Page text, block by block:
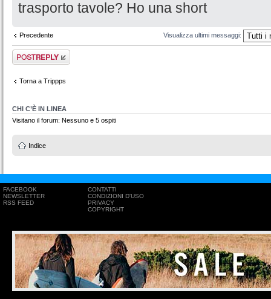
trasporto tavole? Ho una short
Precedente Visualizza ultimi messaggi:
Rispondi al
messaggio
Torna a Trippps
CHI C’È IN LINEA
Visitano il forum: Nessuno e 5 ospiti
Indice
FACEBOOK
NEWSLETTER
RSS FEED
CONTATTI
CONDIZIONI D'USO
PRIVACY
COPYRIGHT